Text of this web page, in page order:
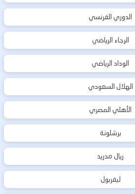
الدوري الفرنسي
الرجاء الرياضي
الوداد الرياضي
الهلال السعودي
الأهلي المصري
برشلونة
ريال مدريد
ليفربول